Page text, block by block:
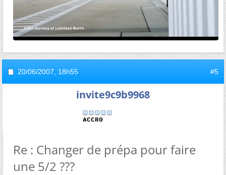
20/06/2007, 18h55 #5
invite9c9b9968
Re : Changer de prépa pour faire
une 5/2 ???